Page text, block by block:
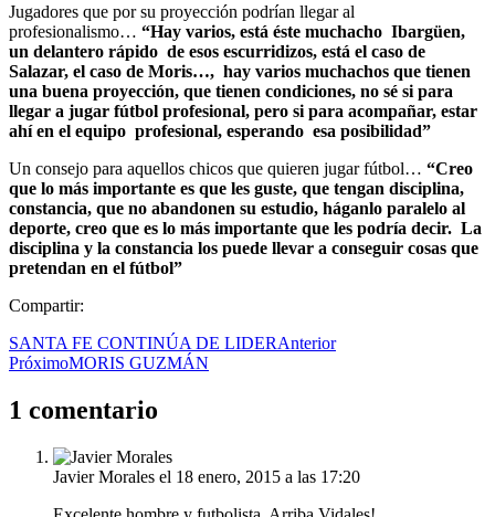
Jugadores que por su proyección podrían llegar al
profesionalismo… “Hay varios, está éste muchacho Ibargüen,
un delantero rápido de esos escurridizos, está el caso de
Salazar, el caso de Moris…, hay varios muchachos que tienen
una buena proyección, que tienen condiciones, no sé si para
llegar a jugar fútbol profesional, pero si para acompañar, estar
ahí en el equipo profesional, esperando esa posibilidad”
Un consejo para aquellos chicos que quieren jugar fútbol… “Creo
que lo más importante es que les guste, que tengan disciplina,
constancia, que no abandonen su estudio, háganlo paralelo al
deporte, creo que es lo más importante que les podría decir. La
disciplina y la constancia los puede llevar a conseguir cosas que
pretendan en el fútbol”
Compartir:
SANTA FE CONTINÚA DE LIDERAnterior
PróximoMORIS GUZMÁN
1 comentario
Javier Morales el 18 enero, 2015 a las 17:20